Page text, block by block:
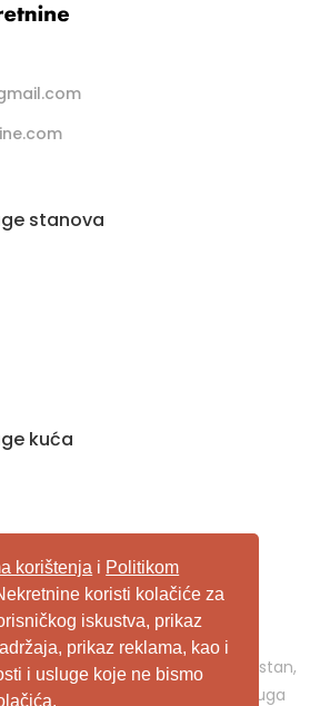
korištenja i Politikom
koristi kolačiće za
iskustva, prikaz
prikaz reklama, kao i
i usluge koje ne bismo
stanova
kuća
predstavlja sveobuhvatan
nekretnina. Ukoliko je u pitanju stan,
poslovni prostor, ili neka druga